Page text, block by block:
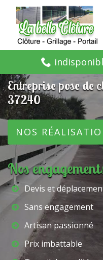
Entreprise pose de
37240
NOS
Nos
Devis et
Sans engagement
Artisan passionné
Prix imbattable